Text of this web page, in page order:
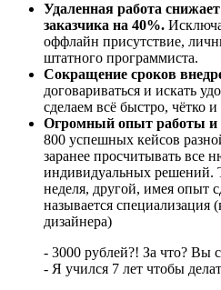
Удаленная работа
заказчика на 40%.
оффлайн присутствие,
штатного программиста.
Сокращение сроков
договариваться и искать
сделаем всё быстро, чётко и
Огромный опыт работы и
800 успешных кейсов
заранее просчитывать все
индивидуальных решений.
неделя, другой, имея опыт
называется специализация
дизайнера)
- 3000 рублей?! За что? Вы
- Я учился 7 лет чтобы